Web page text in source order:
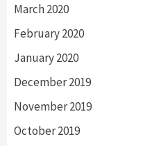
March 2020
February 2020
January 2020
December 2019
November 2019
October 2019